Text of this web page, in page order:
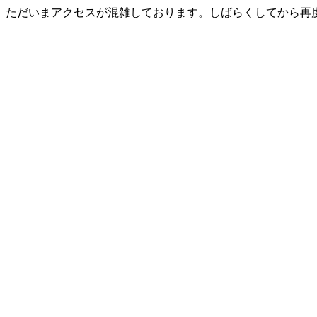
ただいまアクセスが混雑しております。しばらくしてから再